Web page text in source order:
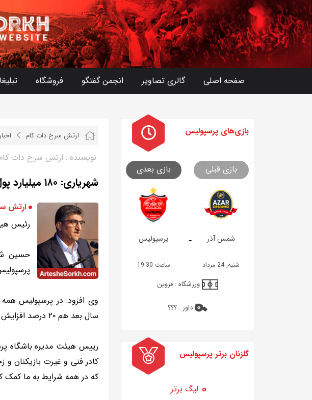
صفحه اصلی گالری تصاویر انجمن گفتگو فروشگاه
ارتش سرخ دات کام اخبار
نویسنده : ارتش سرخ دات
شهریاری: ۱۸۰ میلیارد پول پرسپولیس در خصوصی سازی بلوکه شده
ارتش
رئیس
حسین
سال بعد هم ۲۰ درصد افزایش می‌یابد و روی ۱۷ میلیارد می‌رود.
رییس هیئت مدیره باشگاه
کادر فنی و غیرت بازیکنان و
که در همه شرایط به ما کمک
بازی های پرسپولیس
بازی قبلی بازی بعدی
- شمس آذر پرسپولیس
شنبه, 24 مرداد ساعت 19:30
ورزشگاه :قزوین
داور :؟؟؟
گلزنان برتر پرسپولیس
لیگ برتر